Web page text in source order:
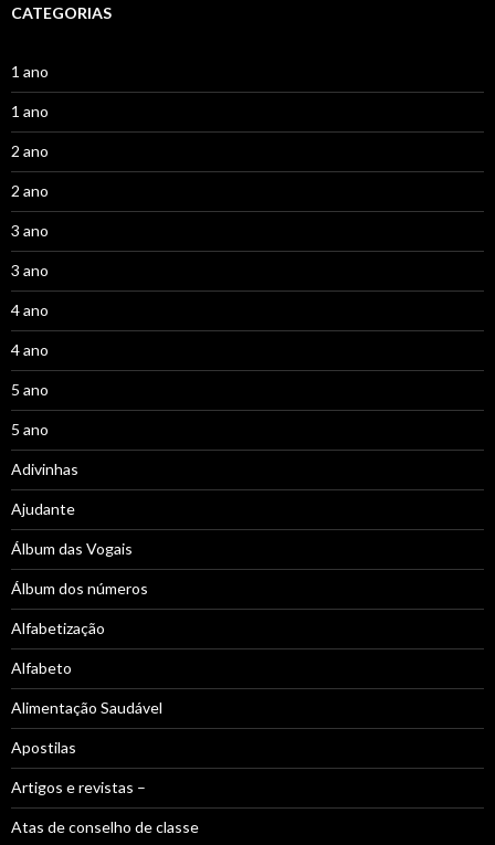
CATEGORIAS
1 ano
1 ano
2 ano
2 ano
3 ano
3 ano
4 ano
4 ano
5 ano
5 ano
Adivinhas
Ajudante
Álbum das Vogais
Álbum dos números
Alfabetização
Alfabeto
Alimentação Saudável
Apostilas
Artigos e revistas –
Atas de conselho de classe